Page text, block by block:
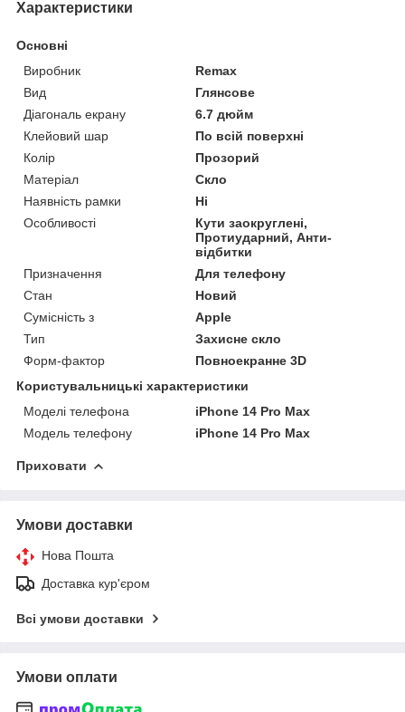
Характеристики
Основні
Виробник
Remax
Вид
Глянсове
Діагональ екрану
6.7 дюйм
Клейовий шар
По всій поверхні
Колір
Прозорий
Матеріал
Скло
Наявність рамки
Ні
Особливості
Кути заокруглені,
Протиударний, Анти-
відбитки
Призначення
Для телефону
Стан
Новий
Сумісність з
Apple
Тип
Захисне скло
Форм-фактор
Повноекранне 3D
Користувальницькі характеристики
Моделі телефона
iPhone 14 Pro Max
Модель телефону
iPhone 14 Pro Max
Приховати
Умови доставки
Нова Пошта
Доставка кур'єром
Всі умови доставки
Умови оплати